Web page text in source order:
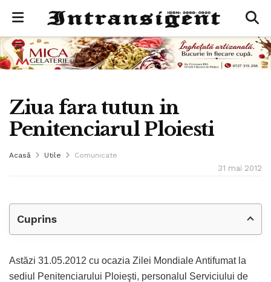
Ziua fara tutun in
Penitenciarul Ploiesti
Acasă Utile Comunicate
31 mai 2012
Cuprins
Astăzi 31.05.2012 cu ocazia Zilei Mondiale Antifumat la
sediul Penitenciarului Ploieşti, personalul Serviciului de